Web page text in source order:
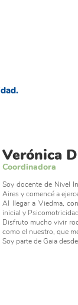
Coordinadora
Verónica
Soy docente de Nivel
Aires y comencé a
Al llegar a Viedma,
inicial y
Disfruto mucho vivir
como el nuestro, que
Soy parte de Gaia